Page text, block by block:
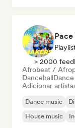
> 2000
Afrobeat /
Dancehall
Adicionar
Dance music
House music